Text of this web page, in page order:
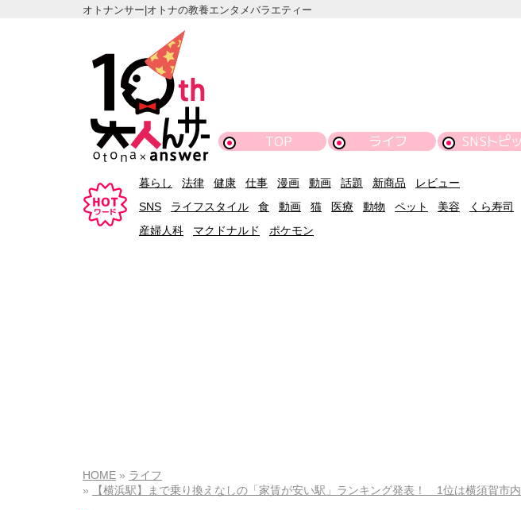
オトナンサー|オトナの教養エンタメバラエティー
TOP ライフ SNSトピ
暮らし 法律 健康 仕事 漫画 動画 話題 新商品
レビュー
SNS
ライフスタイル 食 動画 猫 医療 動物 ペット 美容 くら寿司
産婦人科
マクドナルド ポケモン
HOME
ライフ
【横浜駅】まで乗り換えなしの「家賃が安い駅」ランキング発表！ 1位は横須賀市